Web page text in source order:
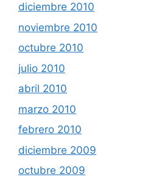
diciembre 2010
noviembre 2010
octubre 2010
julio 2010
abril 2010
marzo 2010
febrero 2010
diciembre 2009
octubre 2009